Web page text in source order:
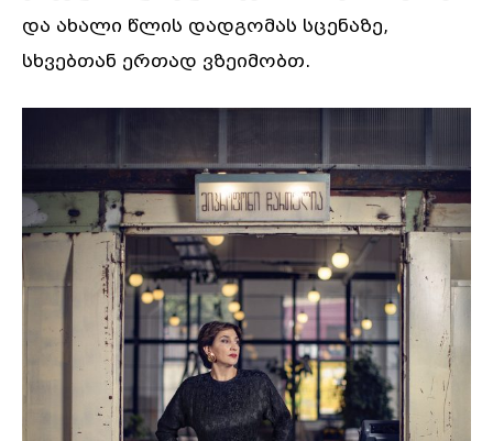
და ახალი წლის დადგომას სცენაზე,
სხვებთან ერთად ვზეიმობთ.